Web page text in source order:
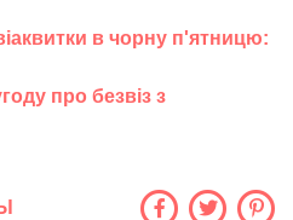
в чорну п'ятницю:
про безвіз з